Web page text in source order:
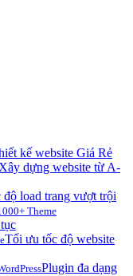
kế website Giá Rẻ
dựng website từ A-
độ load trang vượt trội
Theme
Tối ưu tốc độ website
Plugin đa dạng